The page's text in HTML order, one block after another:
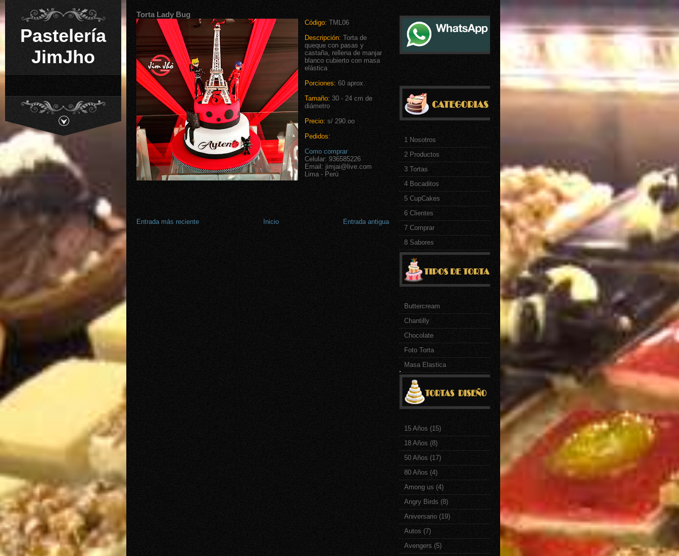
Pastelería
JimJho
Torta Lady Bug
Código: TML06
Descripción: Torta de
queque con pasas y
castaña, rellena de manjar
blanco cubierto con masa
elástica
Porciones: 60 aprox.
Tamaño: 30 - 24 cm de
diámetro
Precio: s/ 290.oo
Pedidos:
Como comprar
Celular: 936585226
Email: jimjai@live.com
Lima - Perù
Entrada más reciente Entrada antigua
Inicio
1 Nosotros
2 Productos
3 Tortas
4 Bocaditos
5 CupCakes
6 Clientes
7 Comprar
8 Sabores
Buttercream
Chantilly
Chocolate
Foto Torta
Masa Elastica
.
15 Años (15)
18 Años (8)
50 Años (17)
80 Años (4)
Among us (4)
Angry Birds (8)
Aniversario (19)
Autos (7)
Avengers (5)